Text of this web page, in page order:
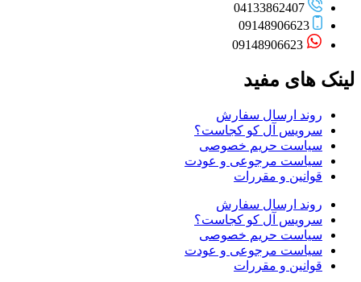
04133862407
09148906623
09148906623
لینک های مفید
روند ارسال سفارش
سرویس آل کو کجاست؟
سیاست حریم خصوصی
سیاست مرجوعی و عودت
قوانین و مقررات
روند ارسال سفارش
سرویس آل کو کجاست؟
سیاست حریم خصوصی
سیاست مرجوعی و عودت
قوانین و مقررات